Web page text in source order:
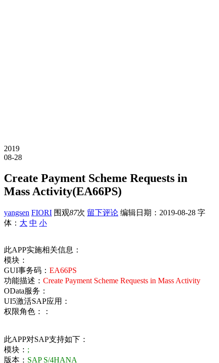
2019
08-28
Create Payment Scheme Requests in
Mass Activity(EA66PS)
yangsen FIORI 围观87次 留下评论 编辑日期： 2019-08-28 字
体： 大 中 小
此APP实施相关信息：
模块：
GUI事务码： EA66PS
功能描述： Create Payment Scheme Requests in Mass Activity
OData服务：
UI5激活SAP应用：
权限角色：：
此APP对SAP支持如下：
模块： ;
版本： SAP S/4HANA